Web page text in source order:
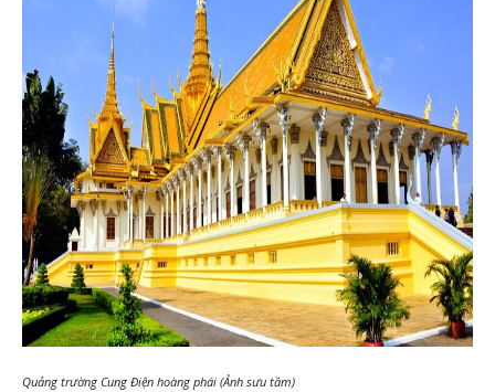
Quảng trường Cung Điện hoàng phái (Ảnh sưu tầm)